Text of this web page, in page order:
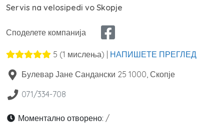
Servis na velosipedi vo Skopje
Споделете компанија
5 (1 мислења) | НАПИШЕТЕ ПРЕГЛЕД
Булевар Јане Сандански 25 1000 Скопје
071/334-708
Моментално отворено: /